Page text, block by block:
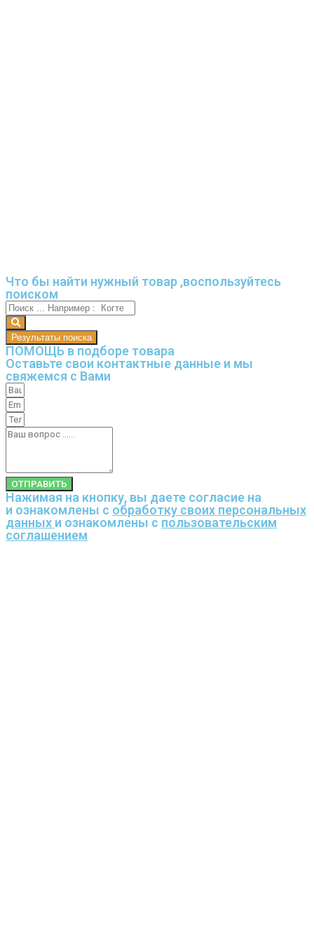
Что бы найти нужный товар ,воспользуйтесь
поиском
Результаты поиска
ПОМОЩЬ в подборе товара
Оставьте свои контактные данные и мы
свяжемся с Вами
ОТПРАВИТЬ
Нажимая на кнопку, вы даете согласие на
и ознакомлены с обработку своих персональных
данных и ознакомлены с пользовательским
соглашением